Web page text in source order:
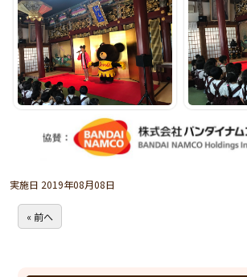
実施日 2019年08月08日
« 前へ